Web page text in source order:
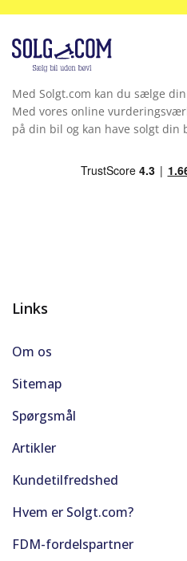
Med Solgt.com kan du sælge
Med vores online
på din bil og kan have solgt din
Links
Om os
Sitemap
Spørgsmål
Artikler
Kundetilfredshed
Hvem er Solgt.com?
FDM-fordelspartner